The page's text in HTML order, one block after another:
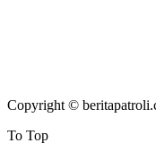
Copyright ©
To Top